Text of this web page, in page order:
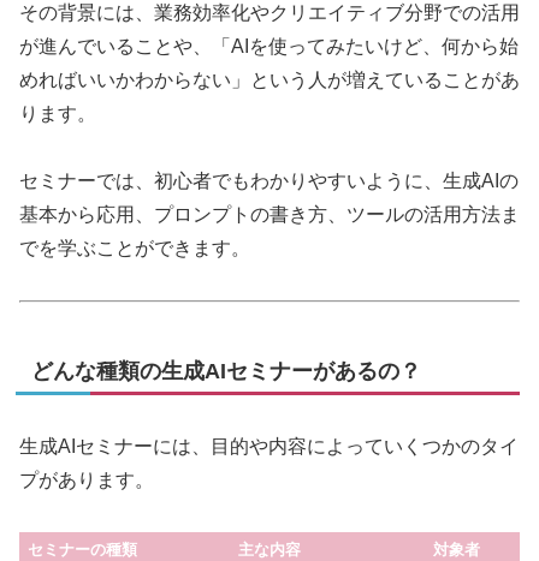
その背景には、業務効率化やクリエイティブ分野での活用
が進んでいることや、「AIを使ってみたいけど、何から始
めればいいかわからない」という人が増えていることがあ
ります。
セミナーでは、初心者でもわかりやすいように、生成AIの
基本から応用、プロンプトの書き方、ツールの活用方法ま
でを学ぶことができます。
どんな種類の生成AIセミナーがあるの？
生成AIセミナーには、目的や内容によっていくつかのタイ
プがあります。
セミナーの種類 主な内容 対象者